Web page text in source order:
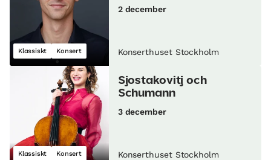
Klassiskt Konsert
2 december
Konserthuset Stockholm
Klassiskt Konsert
Sjostakovitj och
Schumann
3 december
Konserthuset Stockholm